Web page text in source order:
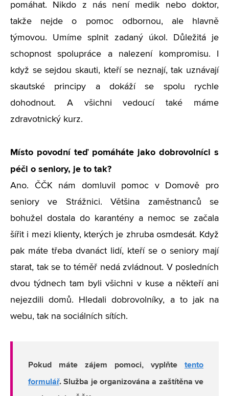
pomáhat. Nikdo z nás není medik nebo doktor,
takže nejde o pomoc odbornou, ale hlavně
týmovou. Umíme splnit zadaný úkol. Důležitá je
schopnost spolupráce a nalezení kompromisu. I
když se sejdou skauti, kteří se neznají, tak uznávají
skautské principy a dokáží se spolu rychle
dohodnout. A všichni vedoucí také máme
zdravotnický kurz.
Místo povodní teď pomáháte jako dobrovolníci s
péči o seniory, je to tak?
Ano. ČČK nám domluvil pomoc v Domově pro
seniory ve Strážnici. Většina zaměstnanců se
bohužel dostala do karantény a nemoc se začala
šířit i mezi klienty, kterých je zhruba osmdesát. Když
pak máte třeba dvanáct lidí, kteří se o seniory mají
starat, tak se to téměř nedá zvládnout. V posledních
dvou týdnech tam byli všichni v kuse a někteří ani
nejezdili domů. Hledali dobrovolníky, a to jak na
webu, tak na sociálních sítích.
Pokud máte zájem pomoci, vyplňte
tento
formulář. Služba je organizována a zaštítěna ve